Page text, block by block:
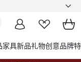
家具新品礼物创意品牌